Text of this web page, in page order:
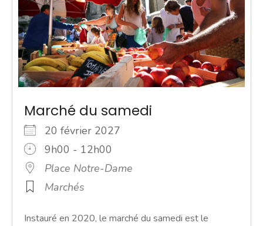
Marché du samedi
20 février 2027
9h00 - 12h00
Place Notre-Dame
Marchés
Instauré en 2020, le marché du samedi est le